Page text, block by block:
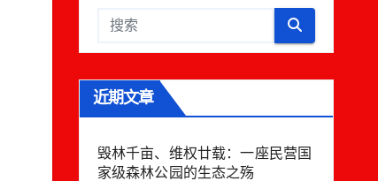
近期文章
毁林千亩、维权廿载：一座民营国
家级森林公园的生态之殇